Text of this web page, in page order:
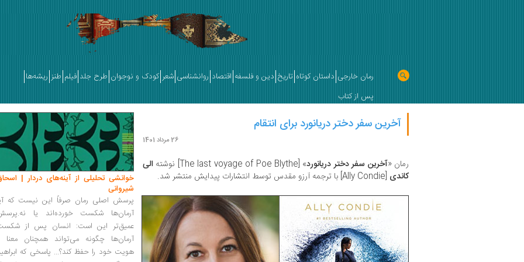
رمان خارجی داستان کوتاه تاریخ دین و فلسفه اقتصاد روانشناسی شعر کودک و نوجوان طرح جلد فیلم طنز ریشه‌ها
پس از کتاب
آخرین سفر دختر دریانورد برای انتقام
26 مرداد 1401
رمان «آخرین سفر دختر دریانورد» [The last voyage of Poe Blythe] نوشته
الی
کاندی [Ally Condie] با ترجمه آرزو مقدس توسط انتشارات پیدایش منتشر شد.
خوانشی تحلیلی از آینه‌های دردار |
شیروانی
پرسش اصلی رمان صرفاً این نیست که
آرمان‌ها شکست خورده‌اند یا
عمیق‌تر این است: انسان پس از
آرمان‌ها چگونه می‌تواند همچنان معنا
هویت خود را حفظ کند؟... پاسخی که